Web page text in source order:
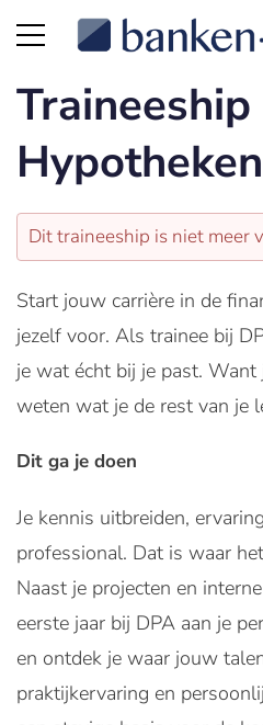
Traineeship
Hypotheken
Dit traineeship is niet meer
Start jouw carrière in de
jezelf voor. Als trainee bij
je wat écht bij je past.
weten wat je de rest van je
Dit ga je doen
Je kennis uitbreiden,
professional. Dat is waar
Naast je projecten en
eerste jaar bij DPA aan je
en ontdek je waar jouw
praktijkervaring en